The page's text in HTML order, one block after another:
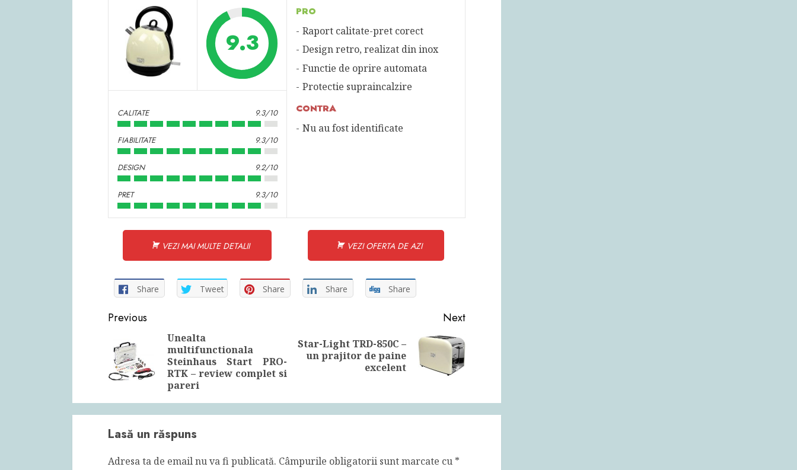
9.3
CALITATE 9.3/10
FIABILITATE 9.3/10
DESIGN 9.2/10
PRET 9.3/10
PRO
Raport calitate-pret corect
Design retro, realizat din inox
Functie de oprire automata
Protectie supraincalzire
CONTRA
Nu au fost identificate
VEZI MAI MULTE DETALII VEZI OFERTA DE AZI
Share Tweet Share Share Share
Continue
Reading
Previous
Previous
post:
Unealta
multifunctionala
Steinhaus Start PRO-
RTK – review complet si
pareri
Next
Next
post:
Star-Light TRD-850C –
un prajitor de paine
excelent
Lasă un răspuns
Adresa ta de email nu va fi publicată. Câmpurile obligatorii sunt marcate cu *